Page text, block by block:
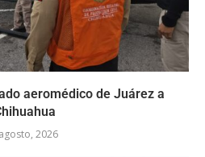
aeromédico de Juárez a
2026